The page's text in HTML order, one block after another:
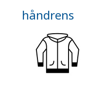
håndrens